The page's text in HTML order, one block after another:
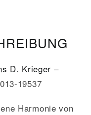
D. Krieger –
19537
Harmonie von